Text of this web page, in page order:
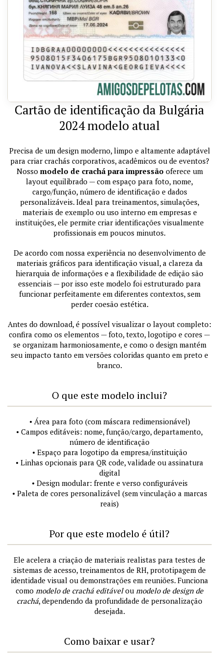
Cartão de identificação da Bulgária
2024 modelo atual
Precisa de um design moderno, limpo e altamente adaptável
para criar crachás corporativos, acadêmicos ou de eventos?
Nosso modelo de crachá para impressão oferece um
layout equilibrado — com espaço para foto, nome,
cargo/função, número de identificação e dados
personalizáveis. Ideal para treinamentos, simulações,
materiais de exemplo ou uso interno em empresas e
instituições, ele permite criar identificações visualmente
profissionais em poucos minutos.
De acordo com nossa experiência no desenvolvimento de
materiais gráficos para identificação visual, a clareza da
hierarquia de informações e a flexibilidade de edição são
essenciais — por isso este modelo foi estruturado para
funcionar perfeitamente em diferentes contextos, sem
perder coesão estética.
Antes do download, é possível visualizar o layout completo:
confira como os elementos — foto, texto, logotipo e cores —
se organizam harmoniosamente, e como o design mantém
seu impacto tanto em versões coloridas quanto em preto e
branco.
O que este modelo inclui?
• Área para foto (com máscara redimensionável)
• Campos editáveis: nome, função/cargo, departamento,
número de identificação
• Espaço para logotipo da empresa/instituição
• Linhas opcionais para QR code, validade ou assinatura
digital
• Design modular: frente e verso configuráveis
• Paleta de cores personalizável (sem vinculação a marcas
reais)
Por que este modelo é útil?
Ele acelera a criação de materiais realistas para testes de
sistemas de acesso, treinamentos de RH, prototipagem de
identidade visual ou demonstrações em reuniões. Funciona
como modelo de crachá editávelou modelo de design de
crachá, dependendo da profundidade de personalização
desejada.
Como baixar e usar?